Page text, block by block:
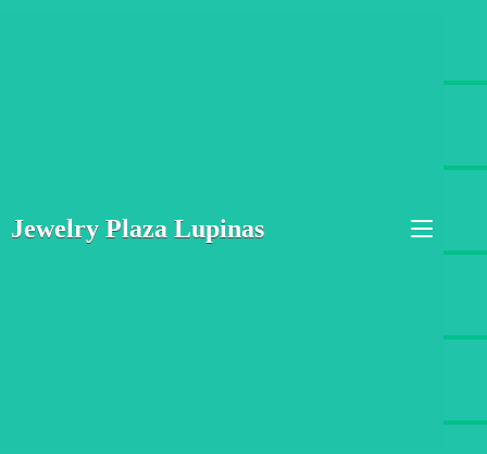
Jewelry Plaza Lupinas